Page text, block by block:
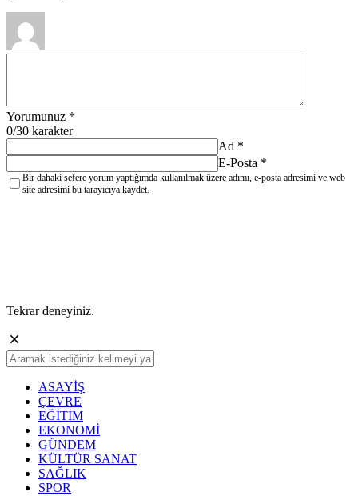
Yorumunuz *
0/30 karakter
Ad *
E-Posta *
Bir dahaki sefere yorum yaptığımda kullanılmak üzere adımı, e-posta adresimi ve web
site adresimi bu tarayıcıya kaydet.
Tekrar deneyiniz.
ASAYİŞ
ÇEVRE
EĞİTİM
EKONOMİ
GÜNDEM
KÜLTÜR SANAT
SAĞLIK
SPOR